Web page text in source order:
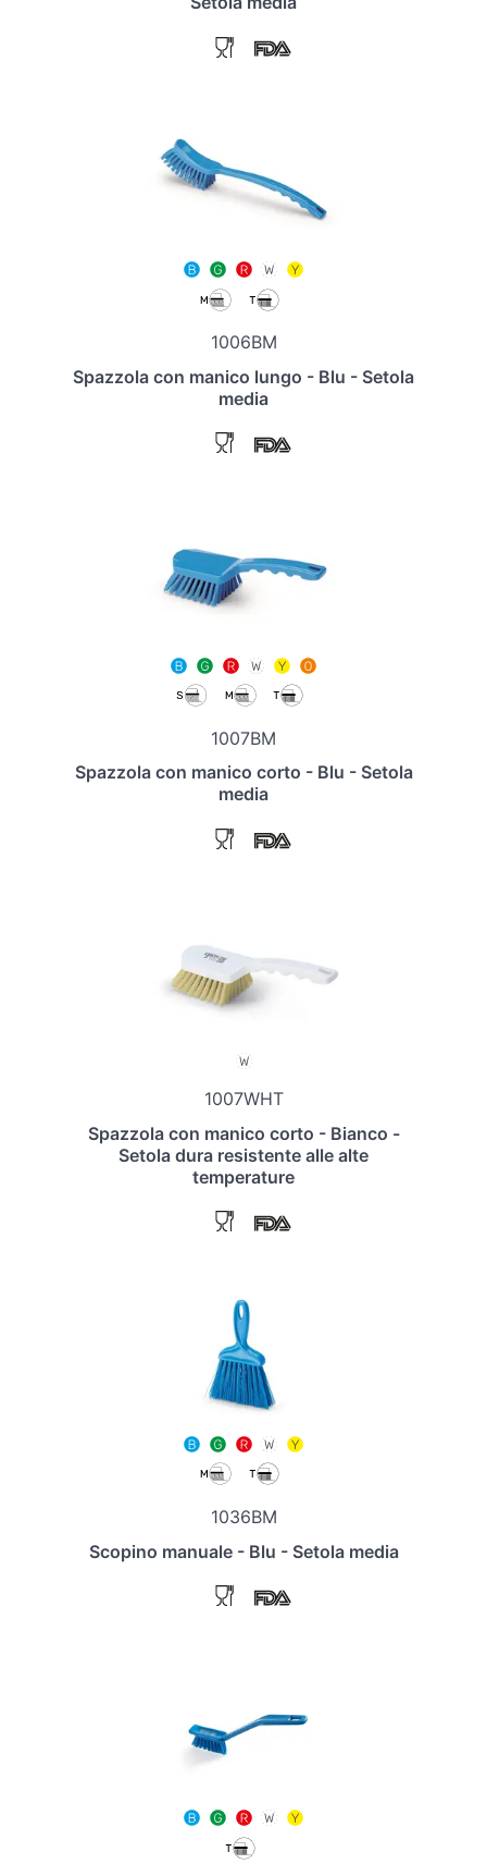
1006BM
Spazzola con manico lungo - Blu - Setola
media
1007BM
Spazzola con manico corto - Blu - Setola
media
1007WHT
Spazzola con manico corto - Bianco -
Setola dura resistente alle alte
temperature
1036BM
Scopino manuale - Blu - Setola media